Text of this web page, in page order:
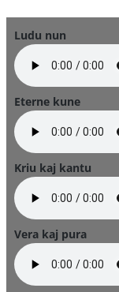
Ludu nun
Eterne kune
Kriu kaj kantu
Vera kaj pura